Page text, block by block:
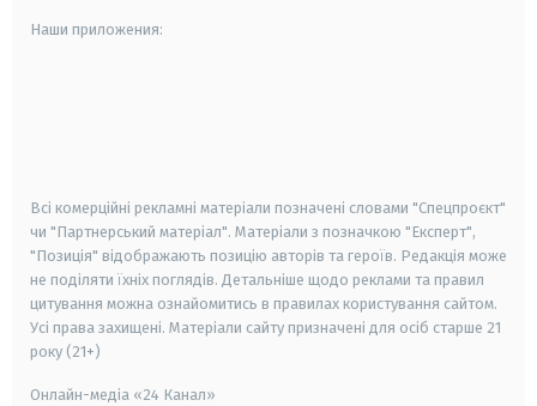
Наши приложения:
Всі комерційні рекламні матеріали позначені словами "Спецпроєкт"
чи "Партнерський матеріал". Матеріали з позначкою "Експерт",
"Позиція" відображають позицію авторів та героїв. Редакція може
не поділяти їхніх поглядів. Детальніше щодо реклами та правил
цитування можна ознайомитись в правилах користування сайтом.
Усі права захищені. Матеріали сайту призначені для осіб старше 21
року (21+)
Онлайн-медіа «24 Канал»